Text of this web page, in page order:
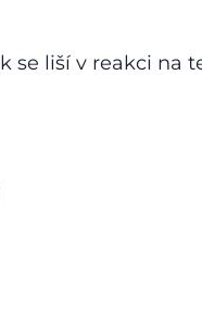
se liší v reakci na